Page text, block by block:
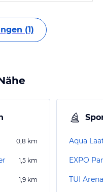
(1)
0,8 km
1,5 km
1,9 km
Aqua
EXPO
TUI Arena